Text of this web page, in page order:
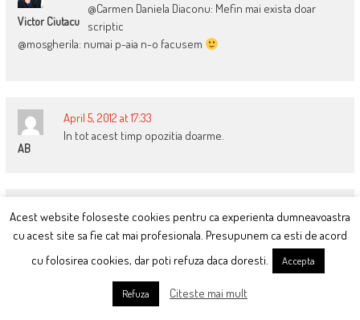
Victor Ciutacu
@Carmen Daniela Diaconu: Mefin mai exista doar
scriptic
@mosgherila: numai p-aia n-o facusem
AB
April 5, 2012 at 17:33
In tot acest timp opozitia doarme.
FuXi
April 5, 2012 at 18:50
!!!victor … dacă încerc să accesez blogul de pe mobil sunt
anuntat ca are un obiect infectat si ma redirectioneaza la
http:filrtov.ru !!!
probabil baietii culeg datele de identitate ale utilizatorilor si
Acest website foloseste cookies pentru ca experienta dumneavoastra
cu acest site sa fie cat mai profesionala. Presupunem ca esti de acord
cu folosirea cookies, dar poti refuza daca doresti.
Accepta
Refuza Citeste mai mult